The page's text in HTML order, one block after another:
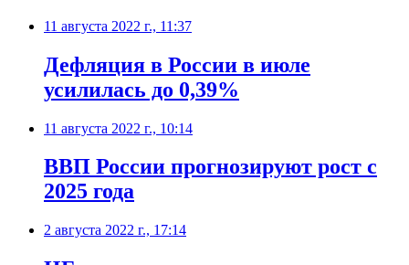
11 августа 2022 г., 11:37
​Дефляция в России в июле
усилилась до 0,39%
11 августа 2022 г., 10:14
ВВП России прогнозируют рост с
2025 года
2 августа 2022 г., 17:14